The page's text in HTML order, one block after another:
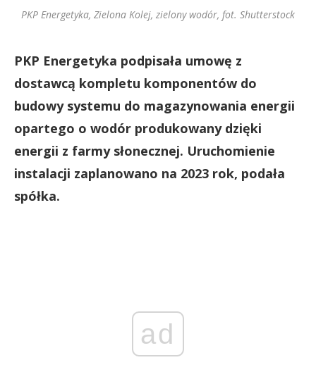
PKP Energetyka, Zielona Kolej, zielony wodór, fot. Shutterstock
PKP Energetyka podpisała umowę z
dostawcą kompletu komponentów do
budowy systemu do magazynowania energii
opartego o wodór produkowany dzięki
energii z farmy słonecznej. Uruchomienie
instalacji zaplanowano na 2023 rok, podała
spółka.
ad